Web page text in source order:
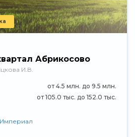
Абрикосово
И.В.
от 4.5 млн. до 9.5 млн.
от 105.0 тыс. до 152.0 тыс.